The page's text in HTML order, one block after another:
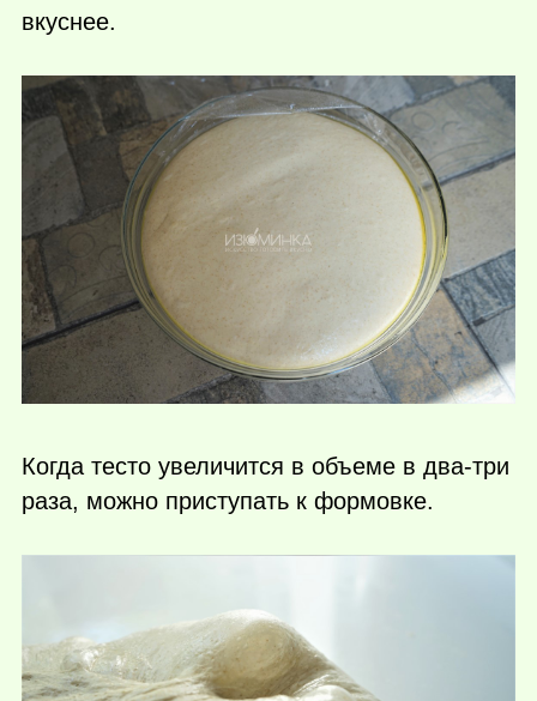
вкуснее.
Когда тесто увеличится в объеме в два-три
раза, можно приступать к формовке.